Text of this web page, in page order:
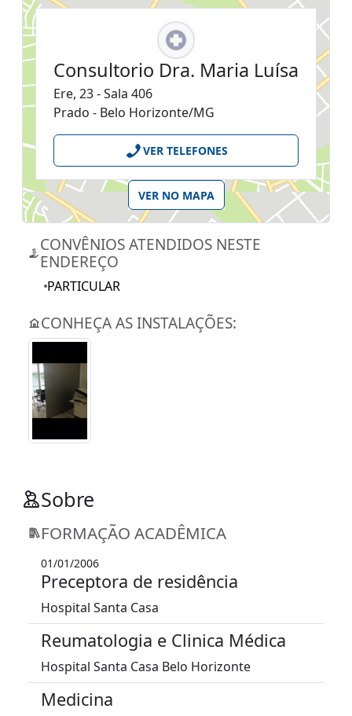
Consultorio Dra. Maria Luísa
Ere, 23 - Sala 406
Prado - Belo Horizonte/MG
VER TELEFONES
VER NO MAPA
CONVÊNIOS ATENDIDOS NESTE
ENDEREÇO
PARTICULAR
CONHEÇA AS INSTALAÇÕES:
Sobre
FORMAÇÃO ACADÊMICA
01/01/2006
Preceptora de residência
Hospital Santa Casa
Reumatologia e Clinica Médica
Hospital Santa Casa Belo Horizonte
Medicina